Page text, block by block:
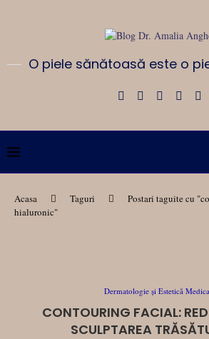
O piele sănătoasă este o
Acasa Taguri
Postari taguite cu
hialuronic"
Dermatologie și Estetică
CONTOURING FACIAL:
SCULPTAREA